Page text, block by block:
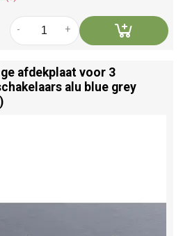
+
-
afdekplaat voor 3
alu blue grey